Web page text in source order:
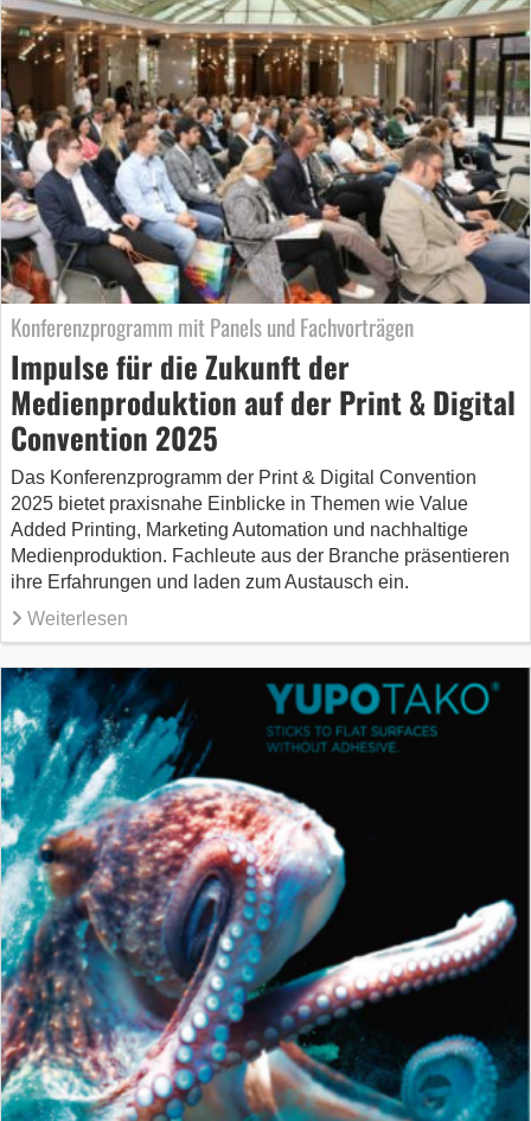
Konferenzprogramm mit Panels und Fachvorträgen
Impulse für die Zukunft der
Medienproduktion auf der Print & Digital
Convention 2025
Das Konferenzprogramm der Print & Digital Convention
2025 bietet praxisnahe Einblicke in Themen wie Value
Added Printing, Marketing Automation und nachhaltige
Medienproduktion. Fachleute aus der Branche präsentieren
ihre Erfahrungen und laden zum Austausch ein.
Weiterlesen